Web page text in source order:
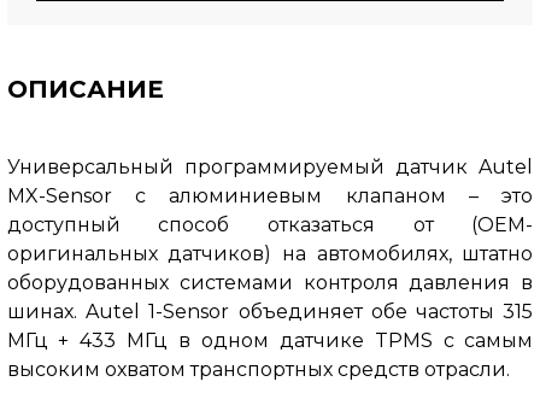
ОПИСАНИЕ
Универсальный программируемый датчик Autel
MX-Sensor с алюминиевым клапаном – это
доступный способ отказаться от (OEM-
оригинальных датчиков) на автомобилях, штатно
оборудованных системами контроля давления в
шинах. Autel 1-Sensor объединяет обе частоты 315
МГц + 433 МГц в одном датчике TPMS с самым
высоким охватом транспортных средств отрасли.